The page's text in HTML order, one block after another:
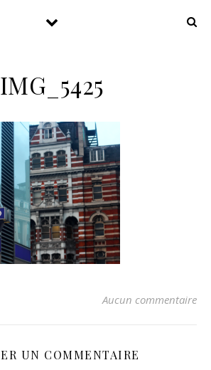
IMG_5425
Aucun commentaire
UN COMMENTAIRE